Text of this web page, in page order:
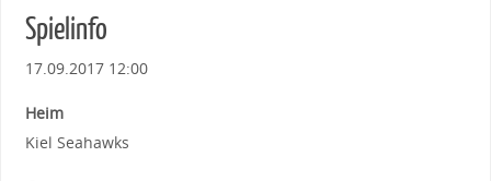
Spielinfo
17.09.2017 12:00
Heim
Kiel Seahawks